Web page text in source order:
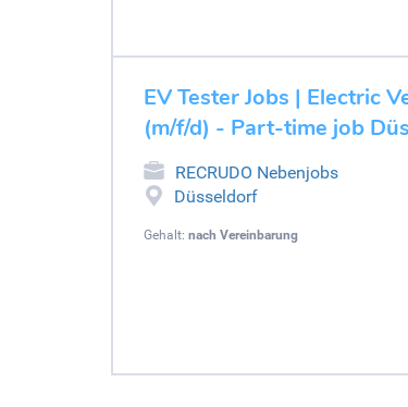
EV Tester Jobs | Electric
(m/f/d) - Part-time job
RECRUDO Nebenjobs
Düsseldorf
Gehalt: nach Vereinbarung